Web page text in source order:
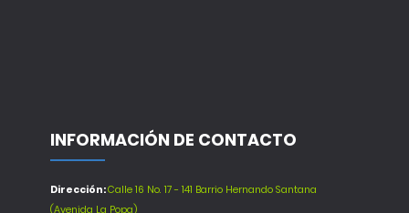
INFORMACIÓN DE CONTACTO
Dirección:Calle 16 No. 17 - 141 Barrio Hernando Santana
(Avenida La Popa)